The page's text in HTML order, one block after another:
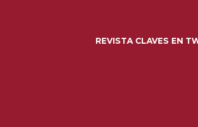
REVISTA CLAVES EN